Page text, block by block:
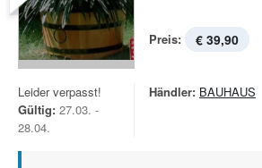
Preis: € 39,90
Leider verpasst!
Gültig: 27.03. -
28.04.
Händler: BAUHAUS